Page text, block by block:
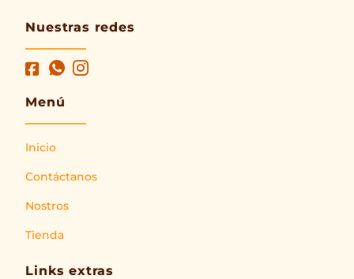
Nuestras redes
Menú
Inicio
Contáctanos
Nostros
Tienda
Links extras